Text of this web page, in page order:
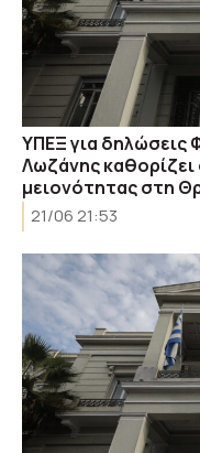
ΥΠΕΞ για δηλώσεις
Λωζάνης
μειονότητας στη
21/06 21:53